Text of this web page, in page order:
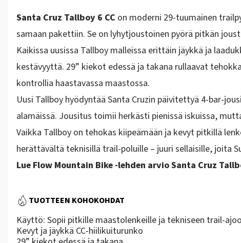
Santa Cruz Tallboy 6 CC on moderni 29-tuumainen
samaan pakettiin. Se on lyhytjoustoinen pyörä pitkän
Kaikissa uusissa Tallboy malleissa erittäin jäykkä ja
kestävyyttä. 29” kiekot edessä ja takana rullaavat
kontrollia haastavassa maastossa.
Uusi Tallboy hyödyntää Santa Cruzin päivitettyä 4-bar-
alamäissä. Jousitus toimii herkästi pienissä iskuissa,
Vaikka Tallboy on tehokas kiipeämään ja kevyt pitkillä
herättävältä teknisillä trail-poluille – juuri sellaisille, joita
Lue Flow Mountain Bike -lehden arvio Santa Cruz
TUOTTEEN KOHOKOHDAT
Käyttö: Sopii pitkille maastolenkeille ja tekniseen trail-
Kevyt ja jäykkä CC-hiilikuiturunko